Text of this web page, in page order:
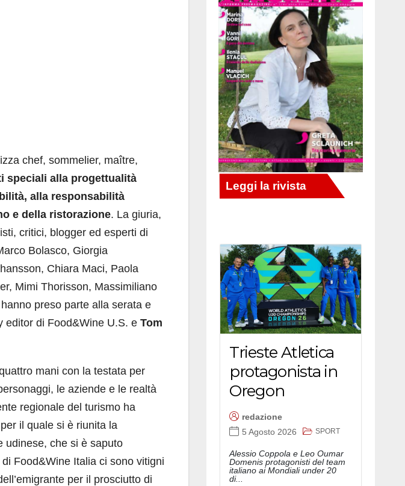
chef, sommelier, maître,
speciali alla progettualità
alla responsabilità
e della ristorazione. La giuria,
critici, blogger ed esperti di
Bolasco, Giorgia
Chiara Maci, Paola
Mimi Thorisson, Massimiliano
preso parte alla serata e
editor di Food&Wine U.S. e Tom
mani con la testata per
le aziende e le realtà
regionale del turismo ha
il quale si è riunita la
udinese, che si è saputo
Food&Wine Italia ci sono vitigni
per il prosciutto di
Trieste Atletica
protagonista in
Oregon
redazione
5 Agosto 2026
SPORT
Alessio Coppola e Leo Oumar
Domenis protagonisti del team
italiano ai Mondiali under 20
di...